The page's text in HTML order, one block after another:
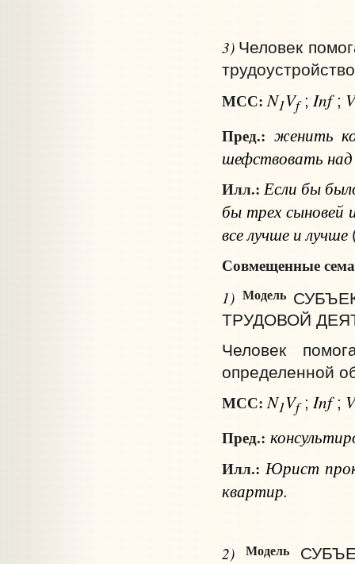
3) Человек
МСС: N1Vf; Inf; V
Пред.: женить
шефствовать
Илл.:Если бы
бы трех сыновей
все лучше и лучше
Совмещенные
1) Модель
ТРУДОВОЙ
Человек
определенной
МСС: N1Vf; Inf; V
Пред.:
Илл.: Юрист
квартир.
2)Модель